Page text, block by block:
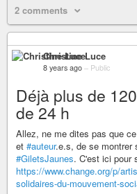
2 comments
Christine Luce
8 years ago – Public
Déjà plus de
de 24 h
Allez, ne me dites pas que
et #auteur.e.s, de se montrer
#GiletsJaunes. C'est ici pour
https://www.change.org/p/
solidaires-du-mouvement-